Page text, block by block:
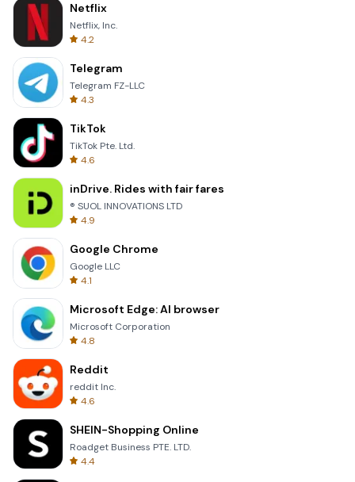
Netflix
Netflix, Inc.
4.2
Telegram
Telegram FZ-LLC
4.3
TikTok
TikTok Pte. Ltd.
4.6
inDrive. Rides with fair fares
® SUOL INNOVATIONS LTD
4.9
Google Chrome
Google LLC
4.1
Microsoft Edge: AI browser
Microsoft Corporation
4.8
Reddit
reddit Inc.
4.6
SHEIN-Shopping Online
Roadget Business PTE. LTD.
4.4